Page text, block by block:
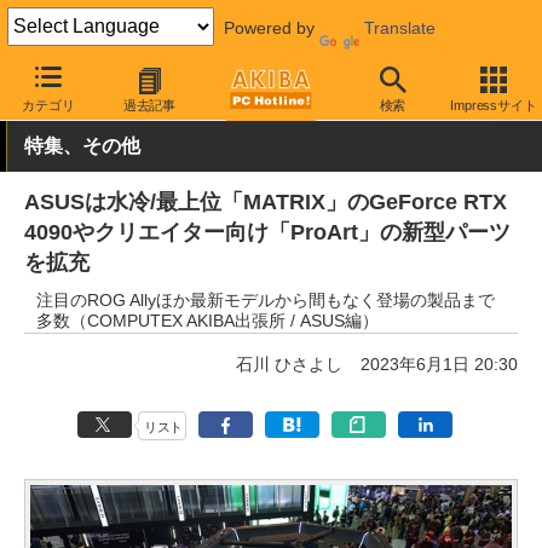
Powered by Translate
カテゴリ 過去記事 検索 Impressサイト
AKIBA PC Hotline! イベント COMPUTEX TAIPEI 2023
特集、その他
ASUSは水冷/最上位「MATRIX」のGeForce RTX
4090やクリエイター向け「ProArt」の新型パーツ
を拡充
注目のROG Allyほか最新モデルから間もなく登場の製品まで
多数（COMPUTEX AKIBA出張所 / ASUS編）
石川 ひさよし 2023年6月1日 20:30
リスト